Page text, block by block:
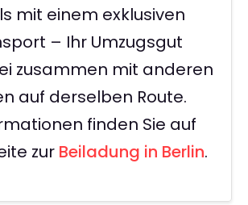
mit einem exklusiven
– Ihr Umzugsgut
zusammen mit anderen
auf derselben Route.
finden Sie auf
zur Beiladung in Berlin.